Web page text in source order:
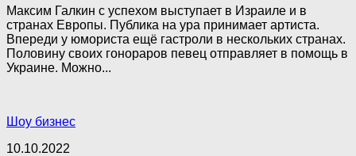
Максим Галкин с успехом выступает в Израиле и в
странах Европы. Публика на ура принимает артиста.
Впереди у юмориста ещё гастроли в нескольких странах.
Половину своих гонораров певец отправляет в помощь в
Украине. Можно...
Шоу бизнес
10.10.2022